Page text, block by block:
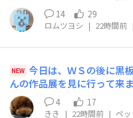
とのこと！→(*ﾟ∀ﾟ)✨塗装
ーガイドの磁石に鋸かピタ
した。角度調節できるので
す。ただ、ソーガイド自体
きますよね…と話すと、あ
✨見せて頂いて、帰宅後、
高さ低めにしてみました。
で押さえて、手鋸で板を切
14 29
ロムツヨシ | 22時間前
NEW 今日は、ＷＳの後に黒
んの作品展を見に行って来
喋りしながら携帯ケースに
た🥰錦鯉を被ったとても面
4 17
きき | 22時間前 | ペッ